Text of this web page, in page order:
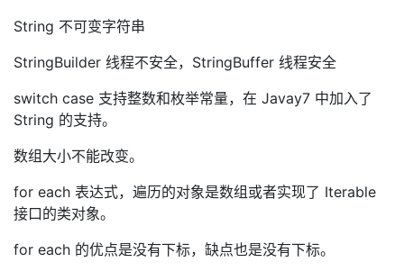
String 不可变字符串
StringBuilder 线程不安全，StringBuffer 线程安全
switch case 支持整数和枚举常量，在 Javay7 中加入了
String 的支持。
数组大小不能改变。
for each 表达式，遍历的对象是数组或者实现了 Iterable
接口的类对象。
for each 的优点是没有下标，缺点也是没有下标。